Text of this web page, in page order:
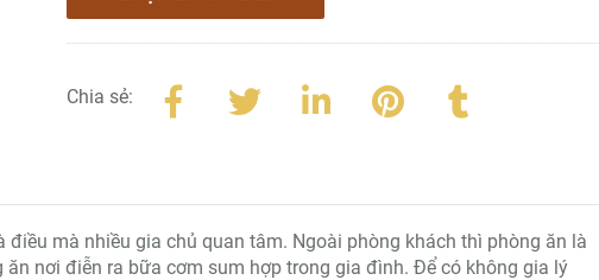
Chia sẻ:
mà nhiều gia chủ quan tâm. Ngoài phòng khách thì phòng ăn là
nơi điễn ra bữa cơm sum hợp trong gia đình. Để có không gia lý